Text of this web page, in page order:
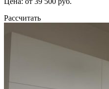
Рассчитать